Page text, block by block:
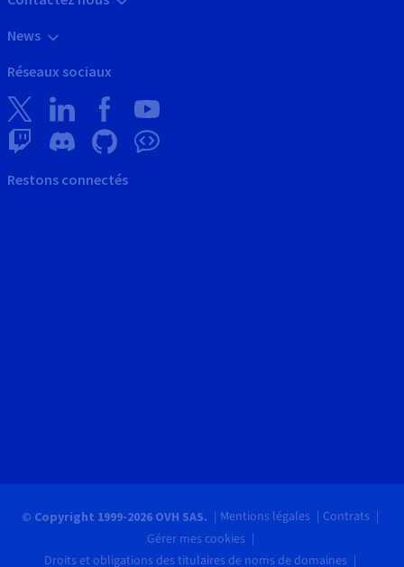
News
Réseaux sociaux
Restons connectés
© Copyright 1999-2026 OVH SAS. Mentions légales
Contrats
Gérer mes cookies
Droits et obligations des titulaires de noms de domaines